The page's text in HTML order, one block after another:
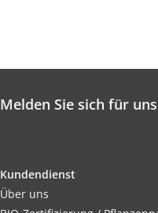
Melden Sie sich für
Kundendienst
Über uns